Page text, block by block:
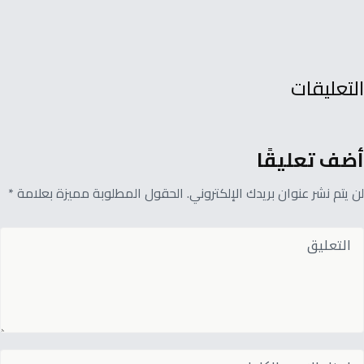
التعليقات
أضف تعليقًا
لن يتم نشر عنوان بريدك الإلكتروني. الحقول المطلوبة مميزة بعلامة *